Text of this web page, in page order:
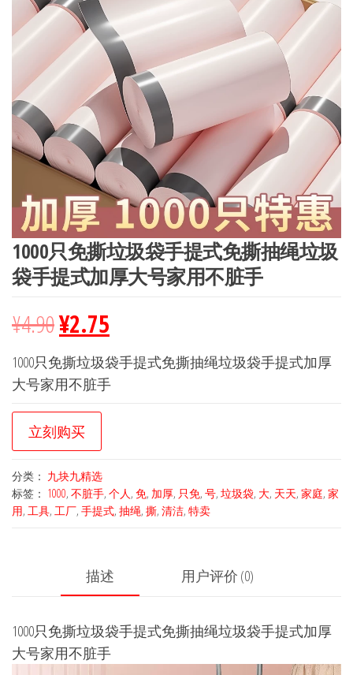
1000只免撕垃圾袋手提式免撕抽绳垃圾
袋手提式加厚大号家用不脏手
¥4.90¥2.75
1000只免撕垃圾袋手提式免撕抽绳垃圾袋手提式加厚
大号家用不脏手
立刻购买
分类： 九块九精选
标签： 1000, 不脏手, 个人, 免, 加厚, 只免, 号, 垃圾袋, 大, 天天, 家庭, 家
用, 工具, 工厂, 手提式, 抽绳, 撕, 清洁, 特卖
描述 用户评价 (0)
1000只免撕垃圾袋手提式免撕抽绳垃圾袋手提式加厚
大号家用不脏手